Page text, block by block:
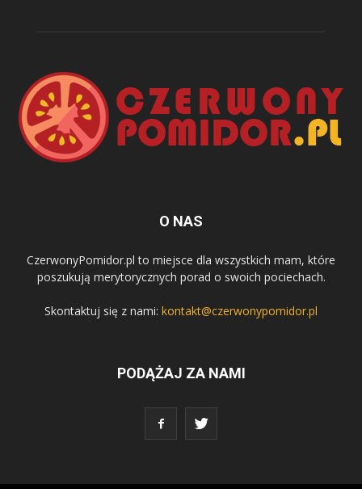
O NAS
CzerwonyPomidor.pl to miejsce dla wszystkich mam, które
poszukują merytorycznych porad o swoich pociechach.
Skontaktuj się z nami: kontakt@czerwonypomidor.pl
PODĄŻAJ ZA NAMI